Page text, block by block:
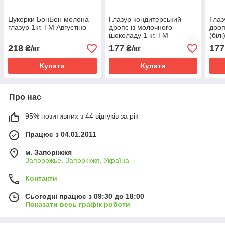
Цукерки БонБон молона
глазур 1кг. ТМ Августіно
218 ₴/кг
Купити
Глазур кондитерський
дропс із молочного
шоколаду 1 кг. ТМ
Августіно
177₴/кг
Купити
177
Про нас
95% позитивних з 44 відгуків за рік
Працює з 04.01.2011
м. Запоріжжя
Запорожье, Запоріжжя, Україна
Контакти
Сьогодні працює з 09:30 до 18:00
Показати весь графік роботи